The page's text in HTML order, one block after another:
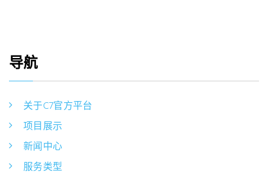
导航
关于C7官方平台
项目展示
新闻中心
服务类型